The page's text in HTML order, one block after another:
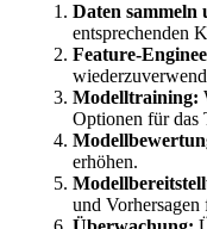
Daten sammeln
entsprechenden
Feature-
Modelltraining:
Optionen für das
erhöhen.
und